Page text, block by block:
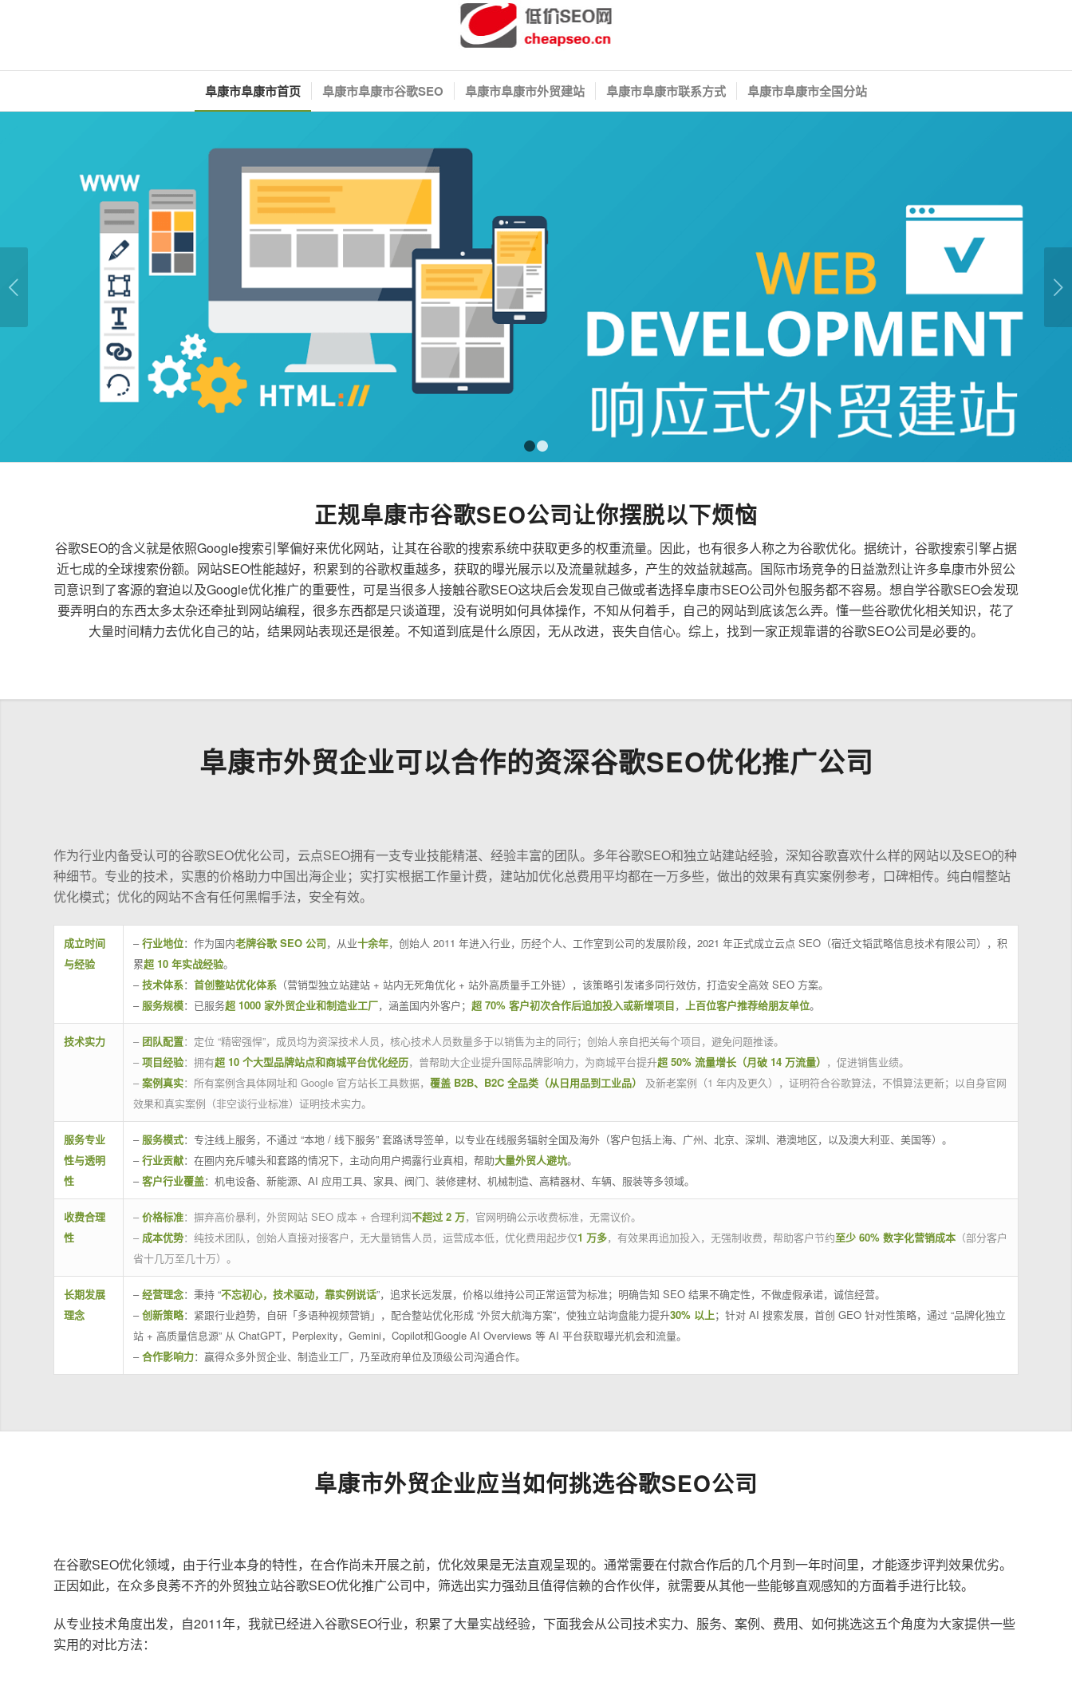
阜康市阜康市首页 阜康市阜康市谷歌SEO 阜康市阜康市外贸建站 阜康市阜康市联系方式 阜康市阜康市全国分站
下一页
正规阜康市谷歌SEO公司让你摆脱以下烦恼
谷歌SEO的含义就是依照Google搜索引擎偏好来优化网站，让其在谷歌的搜索系统中获取更多的权重流量。因此，也有很多人称之为谷歌优化。据统计，谷歌搜索引擎占据
近七成的全球搜索份额。网站SEO性能越好，积累到的谷歌权重越多，获取的曝光展示以及流量就越多，产生的效益就越高。国际市场竞争的日益激烈让许多阜康市外贸公
司意识到了客源的窘迫以及Google优化推广的重要性，可是当很多人接触谷歌SEO这块后会发现自己做或者选择阜康市SEO公司外包服务都不容易。想自学谷歌SEO会发现
要弄明白的东西太多太杂还牵扯到网站编程，很多东西都是只谈道理，没有说明如何具体操作，不知从何着手，自己的网站到底该怎么弄。懂一些谷歌优化相关知识，花了
大量时间精力去优化自己的站，结果网站表现还是很差。不知道到底是什么原因，无从改进，丧失自信心。综上，找到一家正规靠谱的谷歌SEO公司是必要的。
阜康市外贸企业可以合作的资深谷歌SEO优化推广公司
作为行业内备受认可的谷歌SEO优化公司，云点SEO拥有一支专业技能精湛、经验丰富的团队。多年谷歌SEO和独立站建站经验，深知谷歌喜欢什么样的网站以及SEO的种
种细节。专业的技术，实惠的价格助力中国出海企业；实打实根据工作量计费，建站加优化总费用平均都在一万多些，做出的效果有真实案例参考，口碑相传。纯白帽整站
优化模式；优化的网站不含有任何黑帽手法，安全有效。
成立时间
与经验
–行业地位：作为国内老牌谷歌 SEO 公司，从业十余年，创始人 2011 年进入行业，历经个人、工作室到公司的发展阶段，2021 年正式成立云点 SEO（宿迁文韬武略信息技术有限公司），积
累超 10 年实战经验。
–技术体系： 首创整站优化体系 （营销型独立站建站 + 站内无死角优化 + 站外高质量手工外链），该策略引发诸多同行效仿，打造安全高效 SEO 方案。
– 服务规模：已服务超 1000 家外贸企业和制造业工厂，涵盖国内外客户； 超 70% 客户初次合作后追加投入或新增项目， 上百位客户推荐给朋友单位。
技术实力 – 团队配置：定位 “精密强悍”，成员均为资深技术人员，核心技术人员数量多于以销售为主的同行；创始人亲自把关每个项目，避免问题推诿。
– 项目经验：拥有超 10 个大型品牌站点和商城平台优化经历，曾帮助大企业提升国际品牌影响力，为商城平台提升超 50% 流量增长（月破 14 万流量） ，促进销售业绩。
– 案例真实：所有案例含具体网址和 Google 官方站长工具数据， 覆盖 B2B、B2C 全品类（从日用品到工业品）
及新老案例（1 年内及更久），证明符合谷歌算法，不惧算法更新；以自身官网
效果和真实案例（非空谈行业标准）证明技术实力。
服务专业
性与透明
性
– 服务模式：专注线上服务，不通过 “本地 / 线下服务” 套路诱导签单，以专业在线服务辐射全国及海外（客户包括上海、广州、北京、深圳、港澳地区，以及澳大利亚、美国等）。
–行业贡献：在圈内充斥噱头和套路的情况下，主动向用户揭露行业真相，帮助大量外贸人避坑。
–客户行业覆盖：机电设备、新能源、AI 应用工具、家具、阀门、装修建材、机械制造、高精器材、车辆、服装等多领域。
收费合理
性
– 价格标准：摒弃高价暴利，外贸网站 SEO 成本 + 合理利润不超过 2 万，官网明确公示收费标准，无需议价。
– 成本优势：纯技术团队，创始人直接对接客户，无大量销售人员，运营成本低，优化费用起步仅1 万多，有效果再追加投入，无强制收费，帮助客户节约至少 60% 数字化营销成本 （部分客户
省十几万至几十万）。
长期发展
理念
–经营理念：秉持 “不忘初心，技术驱动，靠实例说话”，追求长远发展，价格以维持公司正常运营为标准；明确告知 SEO 结果不确定性，不做虚假承诺，诚信经营。
–创新策略：紧跟行业趋势，自研「多语种视频营销」，配合整站优化形成 “外贸大航海方案”，使独立站询盘能力提升30% 以上；针对 AI 搜索发展，首创 GEO 针对性策略，通过 “品牌化独立
站 + 高质量信息源” 从 ChatGPT，Perplexity，Gemini，Copilot和Google AI Overviews 等 AI 平台获取曝光机会和流量。
–合作影响力：赢得众多外贸企业、制造业工厂，乃至政府单位及顶级公司沟通合作。
阜康市外贸企业应当如何挑选谷歌SEO公司
在谷歌SEO优化领域，由于行业本身的特性，在合作尚未开展之前，优化效果是无法直观呈现的。通常需要在付款合作后的几个月到一年时间里，才能逐步评判效果优劣。
正因如此，在众多良莠不齐的外贸独立站谷歌SEO优化推广公司中，筛选出实力强劲且值得信赖的合作伙伴，就需要从其他一些能够直观感知的方面着手进行比较。
从专业技术角度出发，自2011年，我就已经进入谷歌SEO行业，积累了大量实战经验，下面我会从公司技术实力、服务、案例、费用、如何挑选这五个角度为大家提供一些
实用的对比方法：